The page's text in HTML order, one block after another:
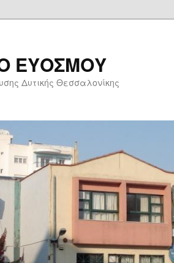
ΕΥΟΣΜΟΥ
Δυτικής Θεσσαλονίκης